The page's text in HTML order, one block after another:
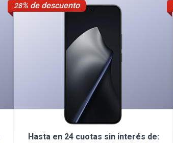
28% de descuento
Hasta en 24cuotas sin interés de: